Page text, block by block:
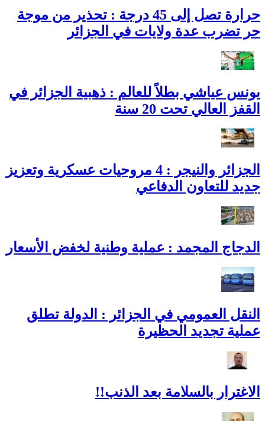
حرارة تصل إلى 45 درجة : تحذير من موجة
حر تضرب عدة ولايات في الجزائر
يونس عياشي بطلاً للعالم : ذهبية الجزائر في
القفز العالي تحت 20 سنة
الجزائر والنيجر : 4 مروحيات عسكرية وتعزيز
جديد للتعاون الدفاعي
الدجاج المجمد : عملية وطنية لخفض الأسعار
النقل العمومي في الجزائر : الدولة تطلق
عملية تجديد الحظيرة
الاغترار بالسلامة بعد الذنب!!